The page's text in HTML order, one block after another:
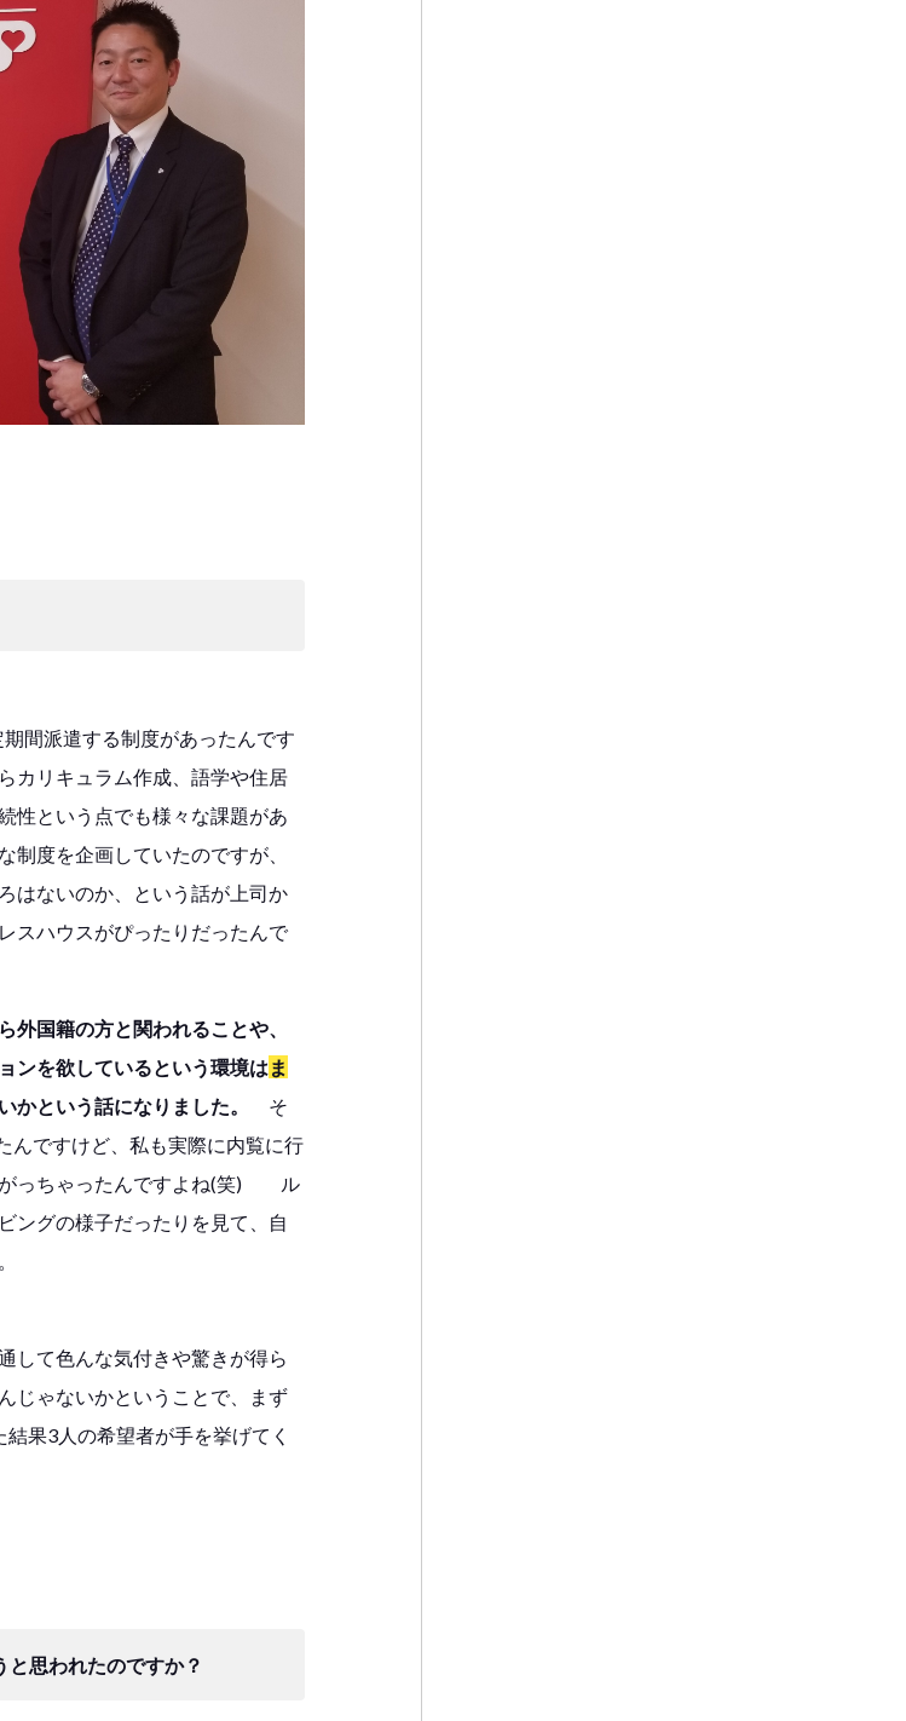
間派遣する制度があったんです
カリキュラム作成、語学や住居
性という点でも様々な課題があ
度を企画していたのですが、
はないのか、という話が上司か
スハウスがぴったりだったんで
国籍の方と関われることや、
ンを欲しているという環境は ま
かという話になりました。 そ
んですけど、私も実際に内覧に行
がっちゃったんですよね(笑) ル
ングの様子だったりを見て、自
して色んな気付きや驚きが得ら
じゃないかということで、まず
果3人の希望者が手を挙げてく
思われたのですか？